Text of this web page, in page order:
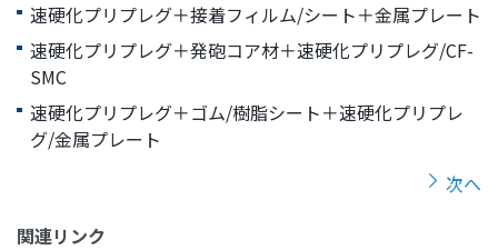
速硬化プリプレグ＋接着フィルム/シート＋金属プレート
速硬化プリプレグ＋発砲コア材＋速硬化プリプレグ/CF-
SMC
速硬化プリプレグ＋ゴム/樹脂シート＋速硬化プリプレ
グ/金属プレート
次へ
関連リンク